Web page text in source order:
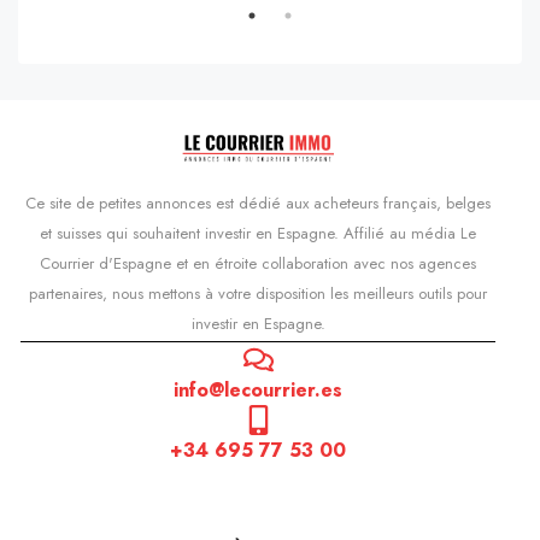
Ce site de petites annonces est dédié aux acheteurs français, belges
et suisses qui souhaitent investir en Espagne. Affilié au média Le
Courrier d'Espagne et en étroite collaboration avec nos agences
partenaires, nous mettons à votre disposition les meilleurs outils pour
investir en Espagne.
info@lecourrier.es
+34 695 77 53 00